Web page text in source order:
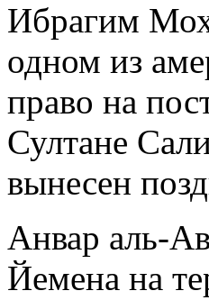
Ибрагим
одном из
право на
Султане
вынесен
Анвар аль-
Йемена на